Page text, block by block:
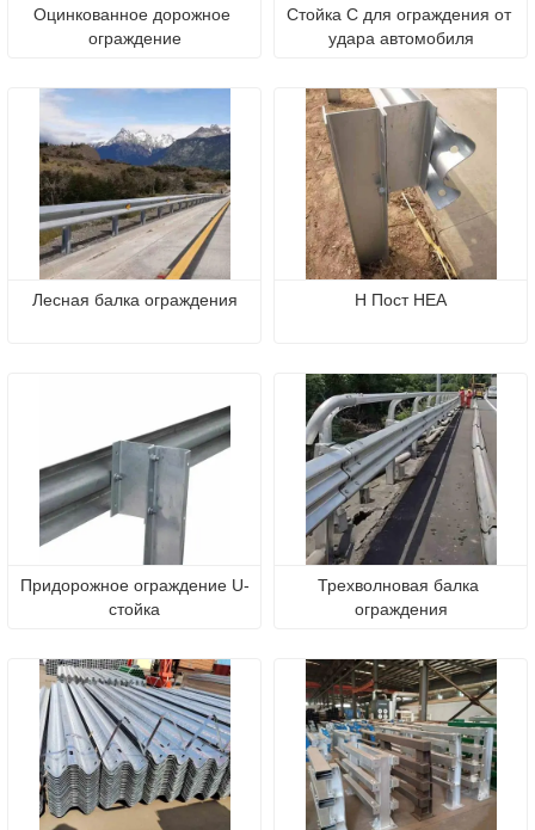
Оцинкованное дорожное
ограждение
Стойка C для ограждения от
удара автомобиля
Лесная балка ограждения H Пост HEA
Придорожное ограждение U-
стойка
Трехволновая балка
ограждения